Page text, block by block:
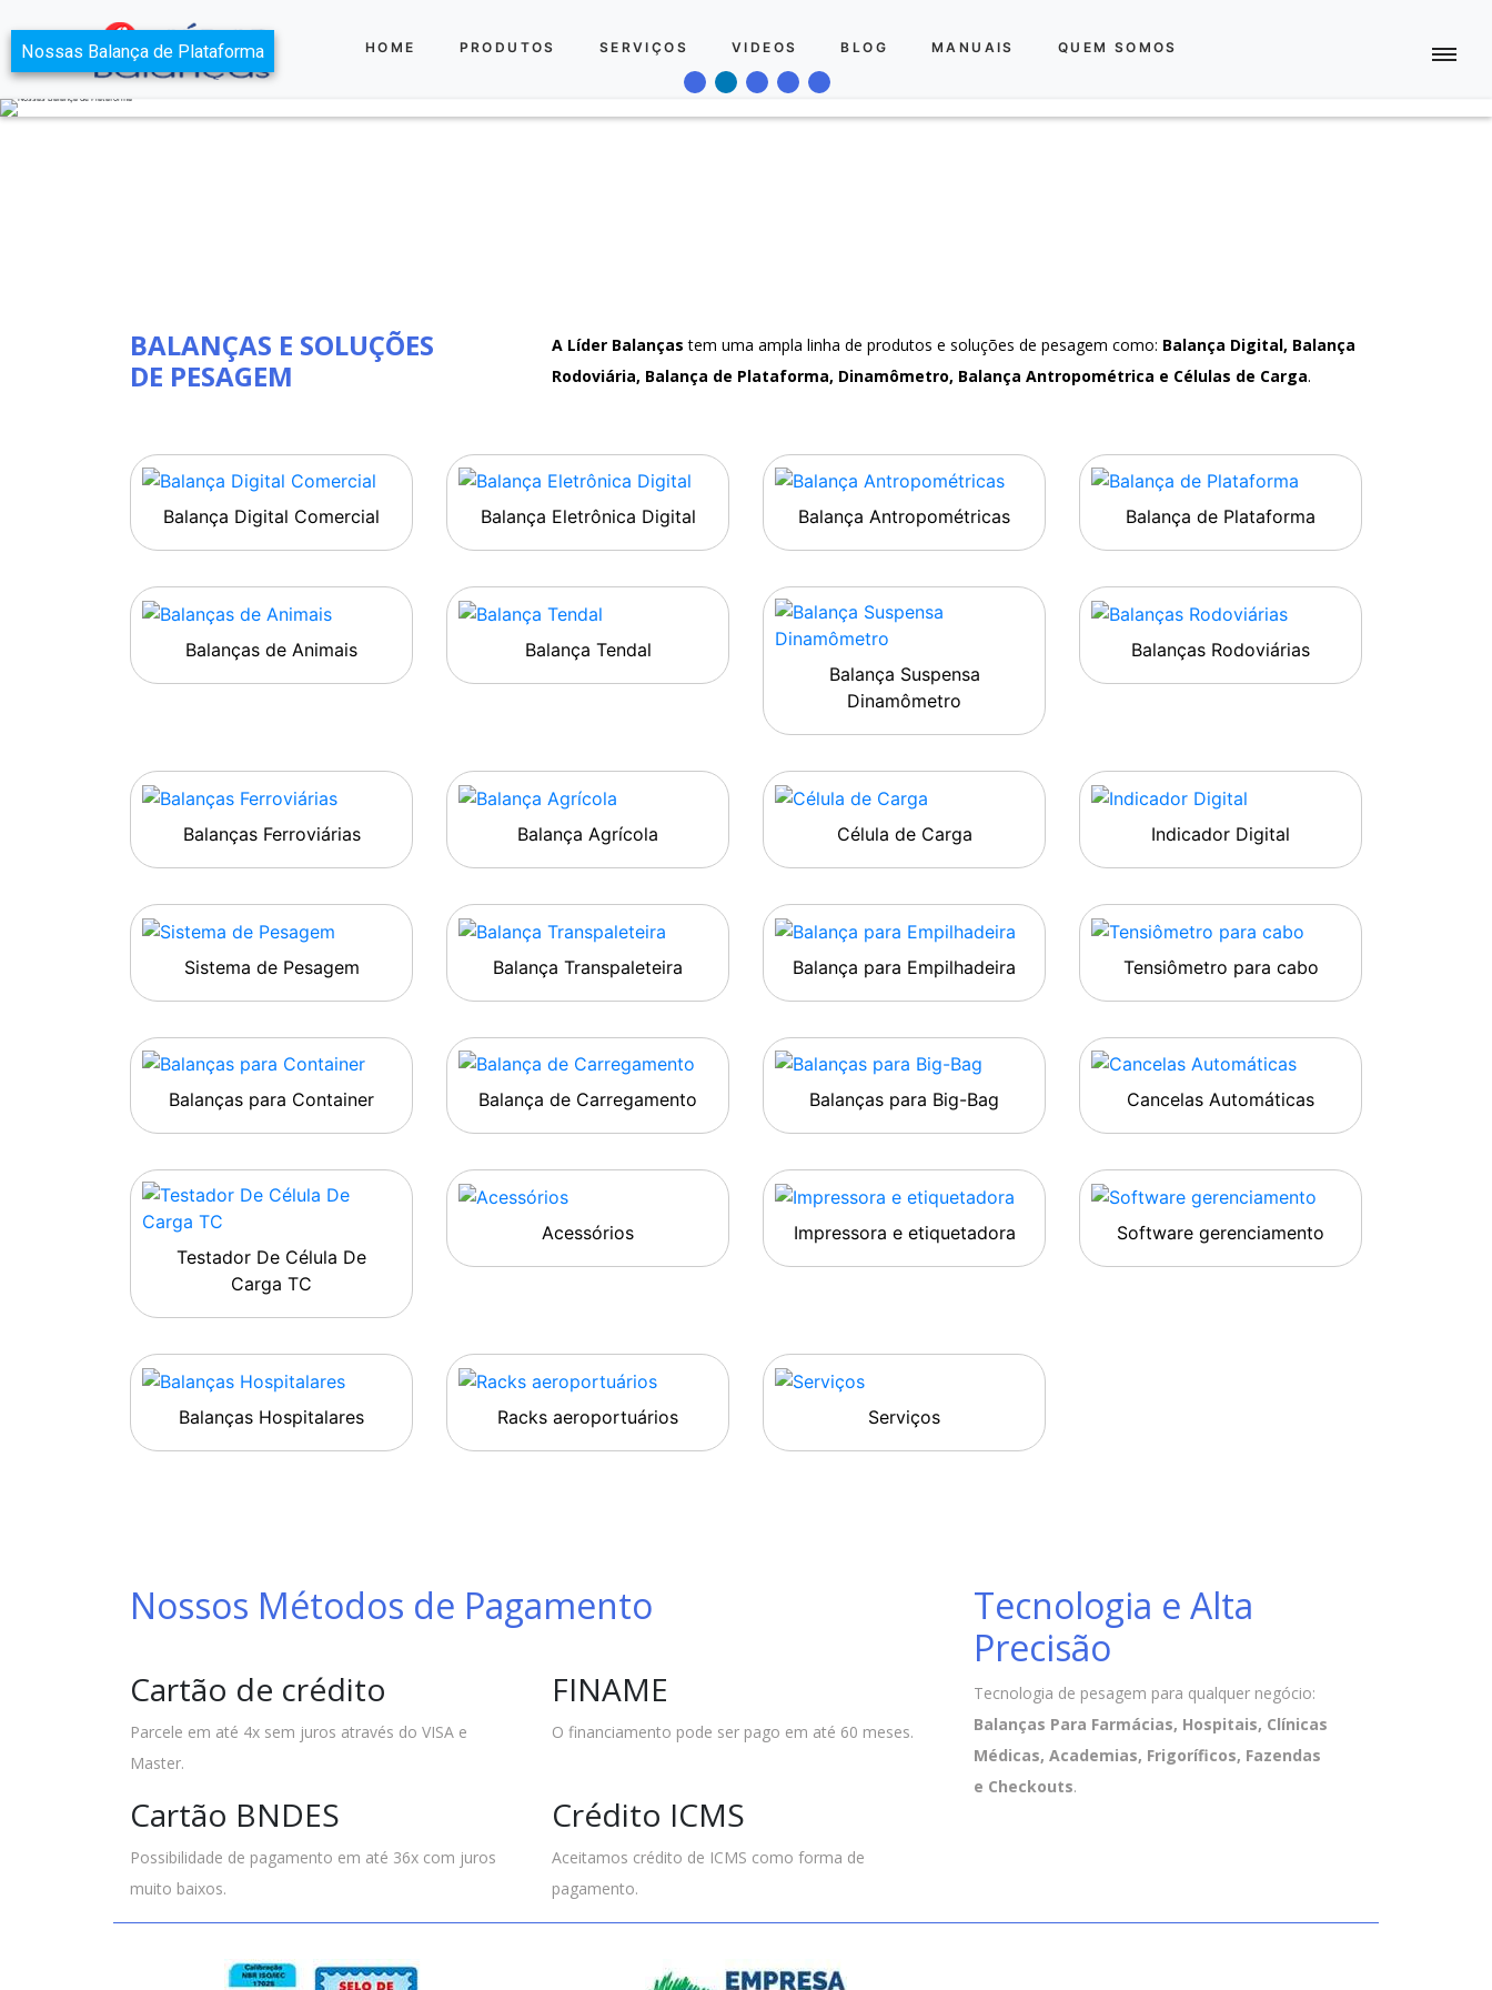
HOME PRODUTOS SERVIÇOS VIDEOS BLOG MANUAIS QUEM SOMOS
Nossas Balança de Plataforma
BALANÇAS E SOLUÇÕES
DE PESAGEM
A Líder Balanças tem uma ampla linha de produtos e soluções de pesagem como: Balança Digital, Balança
Rodoviária, Balança de Plataforma, Dinamômetro, Balança Antropométrica e Células de Carga.
Balança Digital Comercial Balança Eletrônica Digital Balança Antropométricas Balança de Plataforma
Balanças de Animais
Balança Tendal
Balança Suspensa
Dinamômetro
Balanças Rodoviárias
Balanças Ferroviárias Balança Agrícola Célula de Carga Indicador Digital
Sistema de Pesagem Balança Transpaleteira Balança para Empilhadeira Tensiômetro para cabo
Balanças para Container Balança de Carregamento Balanças para Big-Bag Cancelas Automáticas
Testador De Célula De
Carga TC
Acessórios Impressora e etiquetadora Software gerenciamento
Balanças Hospitalares Racks aeroportuários Serviços
Nossos Métodos de Pagamento
Cartão de crédito
Parcele em até 4x sem juros através do VISA e
Master.
FINAME
O financiamento pode ser pago em até 60 meses.
Cartão BNDES
Possibilidade de pagamento em até 36x com juros
muito baixos.
Crédito ICMS
Aceitamos crédito de ICMS como forma de
pagamento.
Tecnologia e Alta
Precisão
Tecnologia de pesagem para qualquer negócio:
Balanças Para Farmácias, Hospitais, Clínicas
Médicas, Academias, Frigoríficos, Fazendas
e Checkouts.